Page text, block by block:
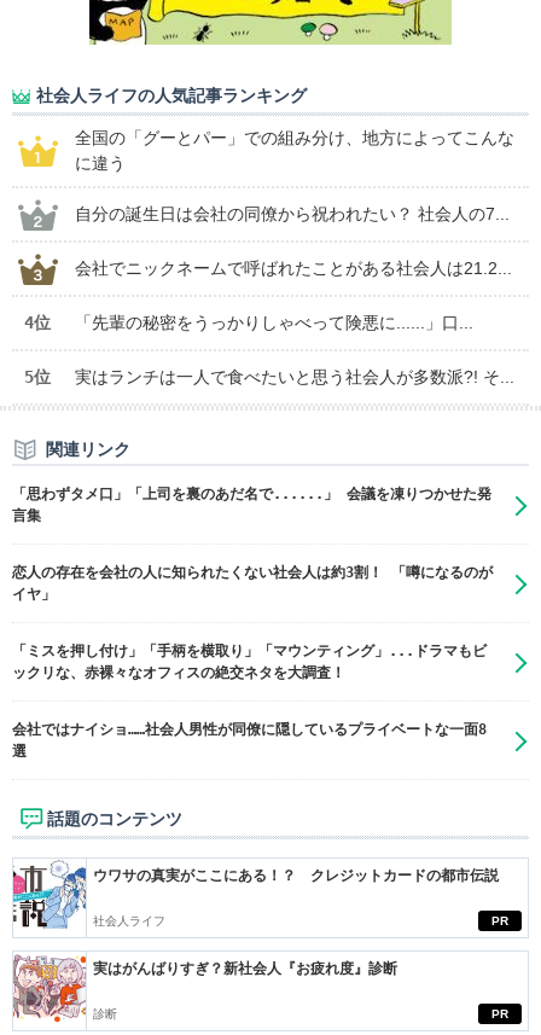
社会人ライフの人気記事ランキング
全国の「グーとパー」での組み分け、地方によってこんな
に違う
自分の誕生日は会社の同僚から祝われたい？ 社会人の7...
会社でニックネームで呼ばれたことがある社会人は21.2...
4位 「先輩の秘密をうっかりしゃべって険悪に......」口...
5位 実はランチは一人で食べたいと思う社会人が多数派?! そ...
関連リンク
「思わずタメ口」「上司を裏のあだ名で......」 会議を凍りつかせた発
言集
恋人の存在を会社の人に知られたくない社会人は約3割！ 「噂になるのが
イヤ」
「ミスを押し付け」「手柄を横取り」「マウンティング」...ドラマもビ
ックリな、赤裸々なオフィスの絶交ネタを大調査！
会社ではナイショ……社会人男性が同僚に隠しているプライベートな一面8
選
話題のコンテンツ
PR
ウワサの真実がここにある！？ クレジットカードの都市伝説
社会人ライフ
PR
実はがんばりすぎ？新社会人『お疲れ度』診断
診断